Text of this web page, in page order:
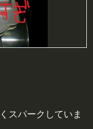
スパークしていま